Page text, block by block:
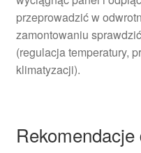
przeprowadzić w
zamontowaniu
(regulacja temperatury,
klimatyzacji).